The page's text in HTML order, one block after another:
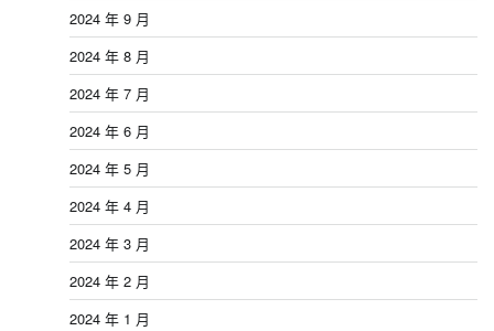
2024 年 9 月
2024 年 8 月
2024 年 7 月
2024 年 6 月
2024 年 5 月
2024 年 4 月
2024 年 3 月
2024 年 2 月
2024 年 1 月